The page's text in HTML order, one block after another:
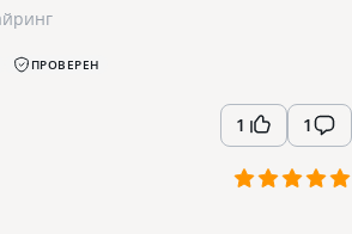
ПРОВЕРЕН
1 1